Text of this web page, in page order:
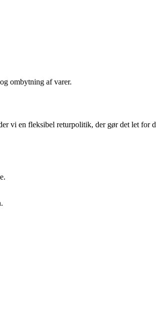
ombytning af varer.
vi en fleksibel returpolitik, der gør det let for